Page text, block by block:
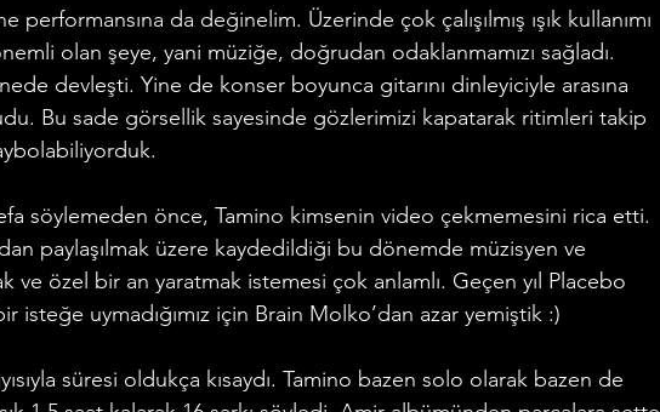
performansına da değinelim. Üzerinde çok çalışılmış ışık kullanımı
olan şeye, yani müziğe, doğrudan odaklanmamızı sağladı.
devleşti. Yine de konser boyunca gitarını dinleyiciyle arasına
Bu sade görsellik sayesinde gözlerimizi kapatarak ritimleri takip
defa söylemeden önce, Tamino kimsenin video çekmemesini rica etti.
paylaşılmak üzere kaydedildiği bu dönemde müzisyen ve
ve özel bir an yaratmak istemesi çok anlamlı. Geçen yıl Placebo
isteğe uymadığımız için Brain Molko’dan azar yemiştik :)
süresi oldukça kısaydı. Tamino bazen solo olarak bazen de